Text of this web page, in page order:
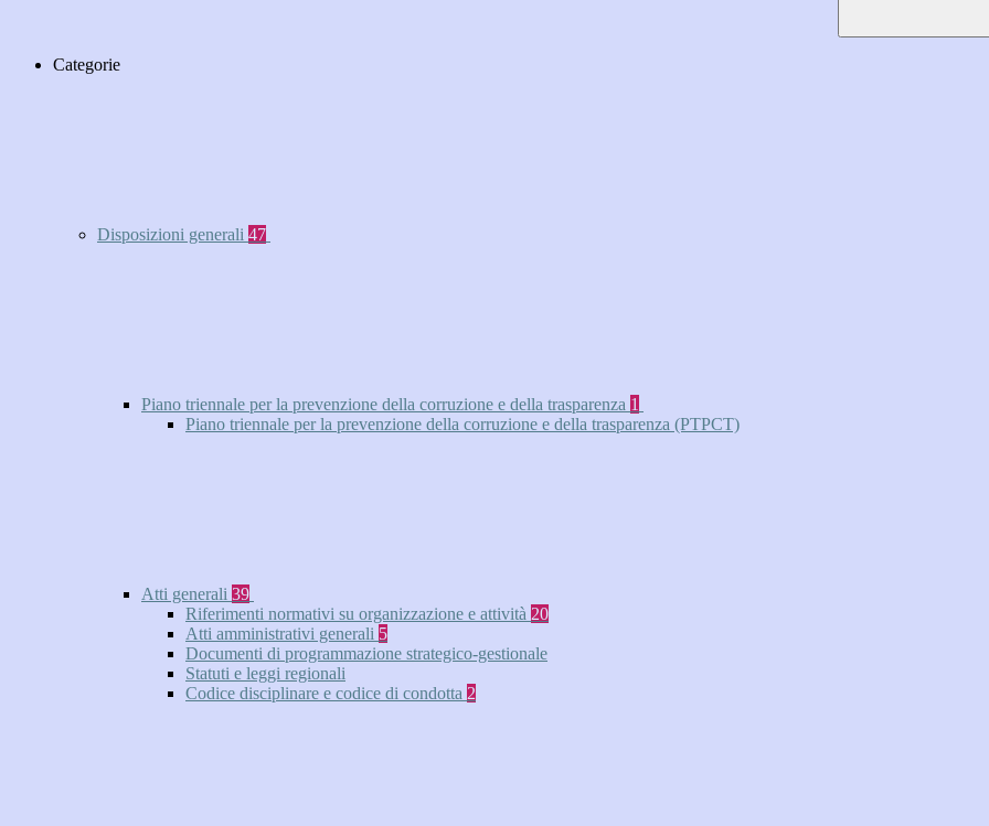
Categorie
Disposizioni generali 47
Piano triennale per la prevenzione della corruzione e della trasparenza 1
Piano triennale per la prevenzione della corruzione e della trasparenza (PTPCT)
Atti generali 39
Riferimenti normativi su organizzazione e attività 20
Atti amministrativi generali 5
Documenti di programmazione strategico-gestionale
Statuti e leggi regionali
Codice disciplinare e codice di condotta 2